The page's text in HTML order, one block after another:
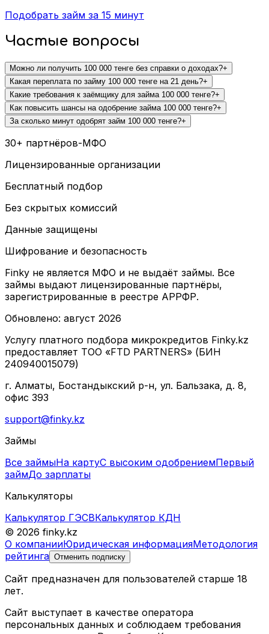
Подобрать займ за 15 минут
Частые вопросы
Можно ли получить 100 000 тенге без справки о доходах?+
Какая переплата по займу 100 000 тенге на 21 день?+
Какие требования к заёмщику для займа 100 000 тенге?+
Как повысить шансы на одобрение займа 100 000 тенге?+
За сколько минут одобрят займ 100 000 тенге?+
30+ партнёров-МФО
Лицензированные организации
Бесплатный подбор
Без скрытых комиссий
Данные защищены
Шифрование и безопасность
Finky не является МФО и не выдаёт займы. Все
займы выдают лицензированные партнёры,
зарегистрированные в реестре АРРФР.
Обновлено: август 2026
Услугу платного подбора микрокредитов Finky.kz
предоставляет ТОО «FTD PARTNERS» (БИН
240940015079)
г. Алматы, Бостандыкский р-н, ул. Бальзака, д. 8,
офис 393
support@finky.kz
Займы
Все займыНа картуС высоким одобрениемПервый
займДо зарплаты
Калькуляторы
Калькулятор ГЭСВКалькулятор КДН
© 2026 finky.kz
О компанииЮридическая информацияМетодология
рейтинга Отменить подписку
Сайт предназначен для пользователей старше 18
лет.
Сайт выступает в качестве оператора
персональных данных и соблюдаем требования